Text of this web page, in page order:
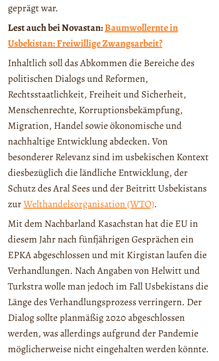
geprägt war.
Lest auch bei Novastan:Baumwollernte in
Usbekistan: Freiwillige Zwangsarbeit?
Inhaltlich soll das Abkommen die Bereiche des
politischen Dialogs und Reformen,
Rechtsstaatlichkeit, Freiheit und Sicherheit,
Menschenrechte, Korruptionsbekämpfung,
Migration, Handel sowie ökonomische und
nachhaltige Entwicklung abdecken. Von
besonderer Relevanz sind im usbekischen Kontext
diesbezüglich die ländliche Entwicklung, der
Schutz des Aral Sees und der Beitritt Usbekistans
zurWelthandelsorganisation (WTO).
Mit dem Nachbarland Kasachstan hat die EU in
diesem Jahr nach fünfjährigen Gesprächen ein
EPKA abgeschlossen und mit Kirgistan laufen die
Verhandlungen. Nach Angaben von Helwitt und
Turkstra wolle man jedoch im Fall Usbekistans die
Länge des Verhandlungsprozess verringern. Der
Dialog sollte planmäßig 2020 abgeschlossen
werden, was allerdings aufgrund der Pandemie
möglicherweise nicht eingehalten werden könnte.